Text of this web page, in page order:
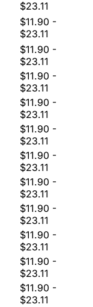
$23.11
$11.90 -
$23.11
$11.90 -
$23.11
$11.90 -
$23.11
$11.90 -
$23.11
$11.90 -
$23.11
$11.90 -
$23.11
$11.90 -
$23.11
$11.90 -
$23.11
$11.90 -
$23.11
$11.90 -
$23.11
$11.90 -
$23.11